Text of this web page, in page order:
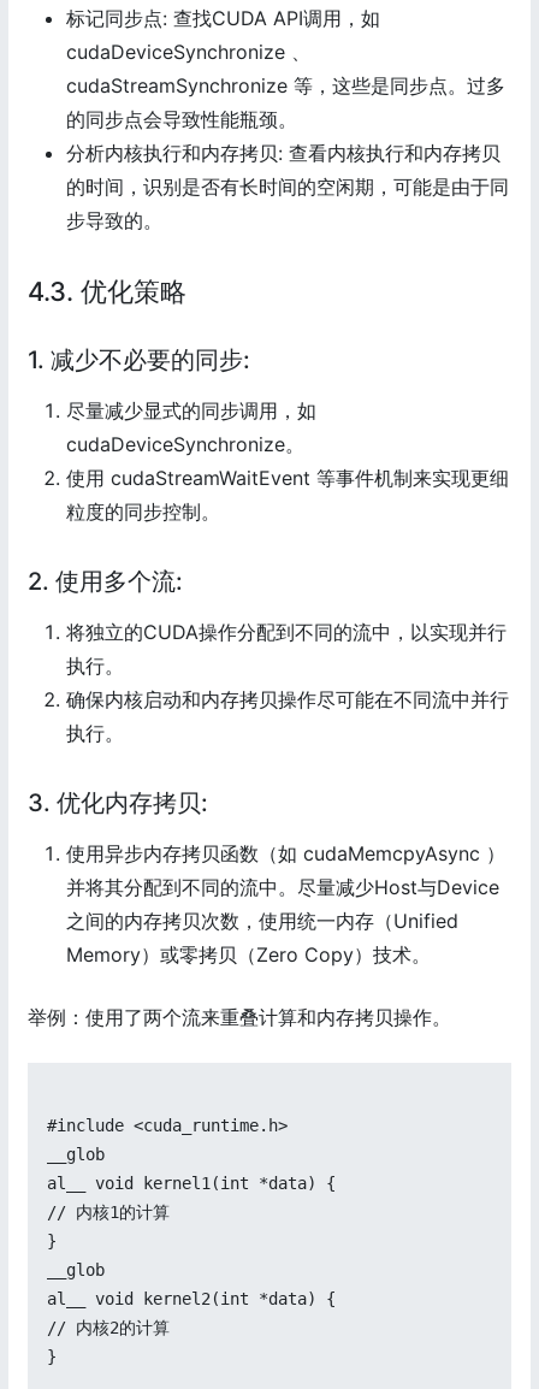
标记同步点: 查找CUDA API调用，如
cudaDeviceSynchronize 、
cudaStreamSynchronize 等，这些是同步点。过多
的同步点会导致性能瓶颈。
分析内核执行和内存拷贝: 查看内核执行和内存拷贝
的时间，识别是否有长时间的空闲期，可能是由于同
步导致的。
4.3. 优化策略
1. 减少不必要的同步:
尽量减少显式的同步调用，如
cudaDeviceSynchronize。
使用 cudaStreamWaitEvent 等事件机制来实现更细
粒度的同步控制。
2. 使用多个流:
将独立的CUDA操作分配到不同的流中，以实现并行
执行。
确保内核启动和内存拷贝操作尽可能在不同流中并行
执行。
3. 优化内存拷贝:
使用异步内存拷贝函数（如 cudaMemcpyAsync ）
并将其分配到不同的流中。尽量减少Host与Device
之间的内存拷贝次数，使用统一内存（Unified
Memory）或零拷贝（Zero Copy）技术。
举例：使用了两个流来重叠计算和内存拷贝操作。
#include <cuda_runtime.h>
__glob
al__ void kernel1(int *data) {
// 内核1的计算
}
__glob
al__ void kernel2(int *data) {
// 内核2的计算
}